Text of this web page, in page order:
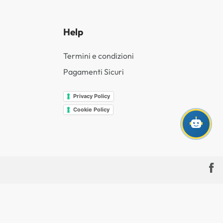
Help
Termini e condizioni
Pagamenti Sicuri
Privacy Policy
Cookie Policy